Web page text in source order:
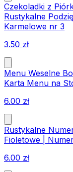
Czekoladki z
Rustykalne
Karmelowe nr 3
3.50 zł
Menu Weselne
Karta Menu na
6.00 zł
Rustykalne
Fioletowe |
6.00 zł